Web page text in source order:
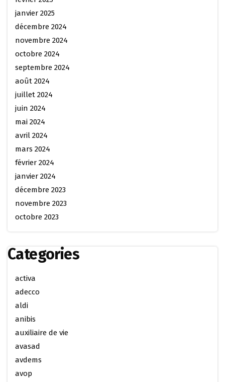
janvier 2025
décembre 2024
novembre 2024
octobre 2024
septembre 2024
août 2024
juillet 2024
juin 2024
mai 2024
avril 2024
mars 2024
février 2024
janvier 2024
décembre 2023
novembre 2023
octobre 2023
Categories
activa
adecco
aldi
anibis
auxiliaire de vie
avasad
avdems
avop